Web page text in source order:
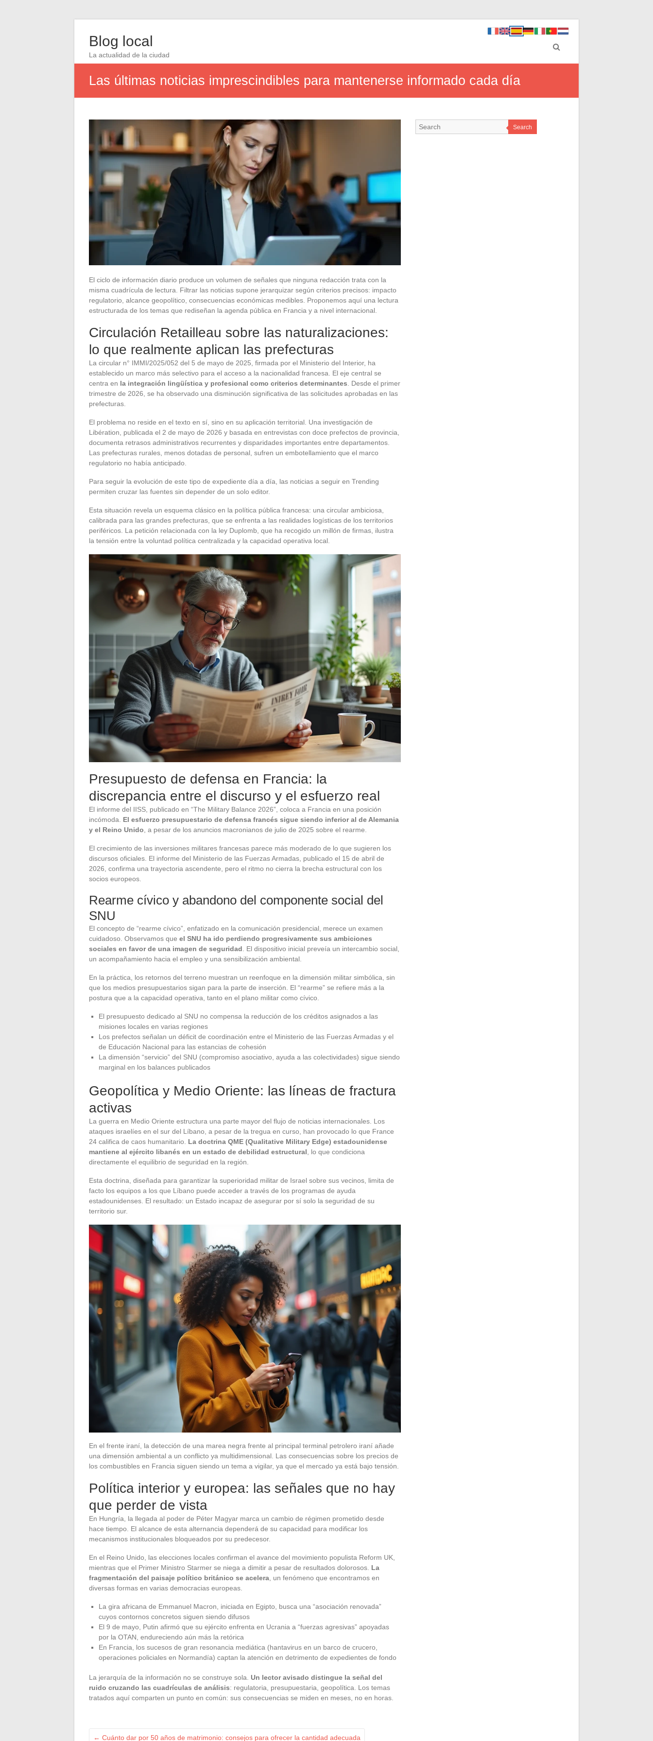
Blog local
La actualidad de la ciudad
Las últimas noticias imprescindibles para mantenerse informado cada día
El ciclo de información diario produce un volumen de señales que ninguna redacción trata con la
misma cuadrícula de lectura. Filtrar las noticias supone jerarquizar según criterios precisos: impacto
regulatorio, alcance geopolítico, consecuencias económicas medibles. Proponemos aquí una lectura
estructurada de los temas que rediseñan la agenda pública en Francia y a nivel internacional.
Circulación Retailleau sobre las naturalizaciones:
lo que realmente aplican las prefecturas
La circular n° IMMI/2025/052 del 5 de mayo de 2025, firmada por el Ministerio del Interior, ha
establecido un marco más selectivo para el acceso a la nacionalidad francesa. El eje central se
centra en la integración lingüística y profesional como criterios determinantes . Desde el primer
trimestre de 2026, se ha observado una disminución significativa de las solicitudes aprobadas en las
prefecturas.
El problema no reside en el texto en sí, sino en su aplicación territorial. Una investigación de
Libération, publicada el 2 de mayo de 2026 y basada en entrevistas con doce prefectos de provincia,
documenta retrasos administrativos recurrentes y disparidades importantes entre departamentos.
Las prefecturas rurales, menos dotadas de personal, sufren un embotellamiento que el marco
regulatorio no había anticipado.
Para seguir la evolución de este tipo de expediente día a día, las noticias a seguir en Trending
permiten cruzar las fuentes sin depender de un solo editor.
Esta situación revela un esquema clásico en la política pública francesa: una circular ambiciosa,
calibrada para las grandes prefecturas, que se enfrenta a las realidades logísticas de los territorios
periféricos. La petición relacionada con la ley Duplomb, que ha recogido un millón de firmas, ilustra
la tensión entre la voluntad política centralizada y la capacidad operativa local.
Presupuesto de defensa en Francia: la
discrepancia entre el discurso y el esfuerzo real
El informe del IISS, publicado en “The Military Balance 2026”, coloca a Francia en una posición
incómoda. El esfuerzo presupuestario de defensa francés sigue siendo inferior al de Alemania
y el Reino Unido , a pesar de los anuncios macronianos de julio de 2025 sobre el rearme.
El crecimiento de las inversiones militares francesas parece más moderado de lo que sugieren los
discursos oficiales. El informe del Ministerio de las Fuerzas Armadas, publicado el 15 de abril de
2026, confirma una trayectoria ascendente, pero el ritmo no cierra la brecha estructural con los
socios europeos.
Rearme cívico y abandono del componente social del
SNU
El concepto de “rearme cívico”, enfatizado en la comunicación presidencial, merece un examen
cuidadoso. Observamos que el SNU ha ido perdiendo progresivamente sus ambiciones
sociales en favor de una imagen de seguridad . El dispositivo inicial preveía un intercambio social,
un acompañamiento hacia el empleo y una sensibilización ambiental.
En la práctica, los retornos del terreno muestran un reenfoque en la dimensión militar simbólica, sin
que los medios presupuestarios sigan para la parte de inserción. El “rearme” se refiere más a la
postura que a la capacidad operativa, tanto en el plano militar como cívico.
El presupuesto dedicado al SNU no compensa la reducción de los créditos asignados a las
misiones locales en varias regiones
Los prefectos señalan un déficit de coordinación entre el Ministerio de las Fuerzas Armadas y el
de Educación Nacional para las estancias de cohesión
La dimensión “servicio” del SNU (compromiso asociativo, ayuda a las colectividades) sigue siendo
marginal en los balances publicados
Geopolítica y Medio Oriente: las líneas de fractura
activas
La guerra en Medio Oriente estructura una parte mayor del flujo de noticias internacionales. Los
ataques israelíes en el sur del Líbano, a pesar de la tregua en curso, han provocado lo que France
24 califica de caos humanitario. La doctrina QME (Qualitative Military Edge) estadounidense
mantiene al ejército libanés en un estado de debilidad estructural , lo que condiciona
directamente el equilibrio de seguridad en la región.
Esta doctrina, diseñada para garantizar la superioridad militar de Israel sobre sus vecinos, limita de
facto los equipos a los que Líbano puede acceder a través de los programas de ayuda
estadounidenses. El resultado: un Estado incapaz de asegurar por sí solo la seguridad de su
territorio sur.
En el frente iraní, la detección de una marea negra frente al principal terminal petrolero iraní añade
una dimensión ambiental a un conflicto ya multidimensional. Las consecuencias sobre los precios de
los combustibles en Francia siguen siendo un tema a vigilar, ya que el mercado ya está bajo tensión.
Política interior y europea: las señales que no hay
que perder de vista
En Hungría, la llegada al poder de Péter Magyar marca un cambio de régimen prometido desde
hace tiempo. El alcance de esta alternancia dependerá de su capacidad para modificar los
mecanismos institucionales bloqueados por su predecesor.
En el Reino Unido, las elecciones locales confirman el avance del movimiento populista Reform UK,
mientras que el Primer Ministro Starmer se niega a dimitir a pesar de resultados dolorosos. La
fragmentación del paisaje político británico se acelera , un fenómeno que encontramos en
diversas formas en varias democracias europeas.
La gira africana de Emmanuel Macron, iniciada en Egipto, busca una “asociación renovada”
cuyos contornos concretos siguen siendo difusos
El 9 de mayo, Putin afirmó que su ejército enfrenta en Ucrania a “fuerzas agresivas” apoyadas
por la OTAN, endureciendo aún más la retórica
En Francia, los sucesos de gran resonancia mediática (hantavirus en un barco de crucero,
operaciones policiales en Normandía) captan la atención en detrimento de expedientes de fondo
La jerarquía de la información no se construye sola. Un lector avisado distingue la señal del
ruido cruzando las cuadrículas de análisis: regulatoria, presupuestaria, geopolítica. Los temas
tratados aquí comparten un punto en común: sus consecuencias se miden en meses, no en horas.
← Cuánto dar por 50 años de matrimonio: consejos para ofrecer la cantidad adecuada
Search